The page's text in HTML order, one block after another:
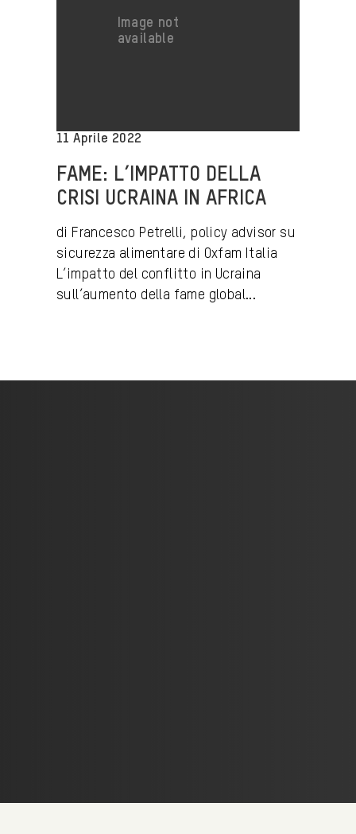
11 Aprile 2022
FAME: L’IMPATTO DELLA
CRISI UCRAINA IN AFRICA
di Francesco Petrelli, policy advisor su
sicurezza alimentare di Oxfam Italia
L’impatto del conflitto in Ucraina
sull’aumento della fame global...